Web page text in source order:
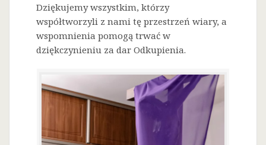
Dziękujemy wszystkim, którzy
współtworzyli z nami tę przestrzeń wiary, a
wspomnienia pomogą trwać w
dziękczynieniu za dar Odkupienia.